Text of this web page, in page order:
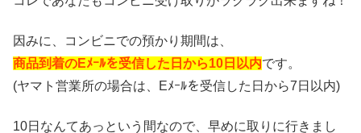
因みに、コンビニでの預かり期間は、
商品到着のEﾒｰﾙを受信した日から10日以内です。
(ヤマト営業所の場合は、Eﾒｰﾙを受信した日から7日以内)
10日なんてあっという間なので、早めに取りに行きまし